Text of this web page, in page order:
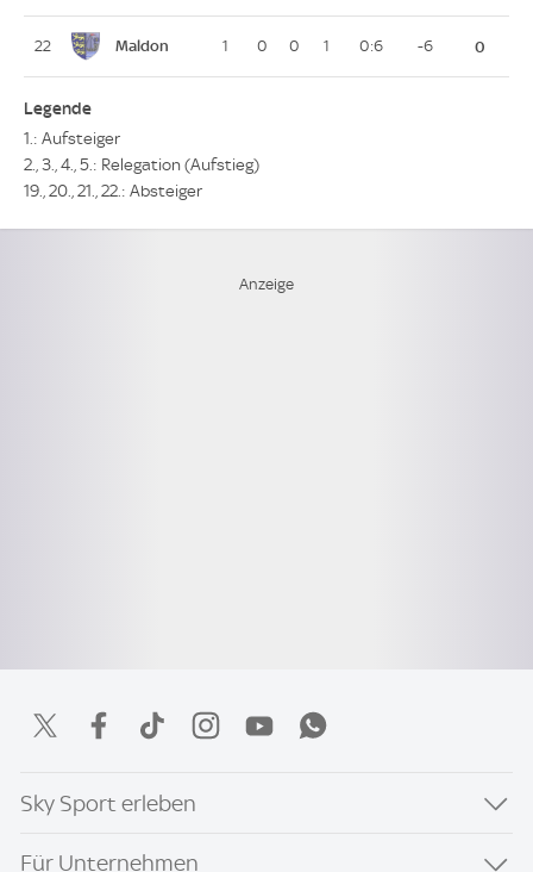
22 Maldon 1 0 0 1 0:6 -6 0
Legende
1.: Aufsteiger
2., 3., 4., 5.: Relegation (Aufstieg)
19., 20., 21., 22.: Absteiger
Sky Sport erleben
Für Unternehmen